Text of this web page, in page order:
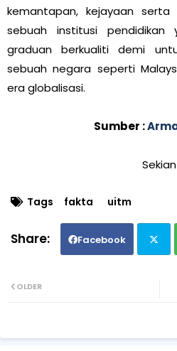
kemantapan, kejayaan serta
sebuah institusi pendidikan
graduan berkualiti demi
sebuah negara seperti
era globalisasi.
Sumber :
Sekian
Tags fakta uitm
Facebook
r
OLDER